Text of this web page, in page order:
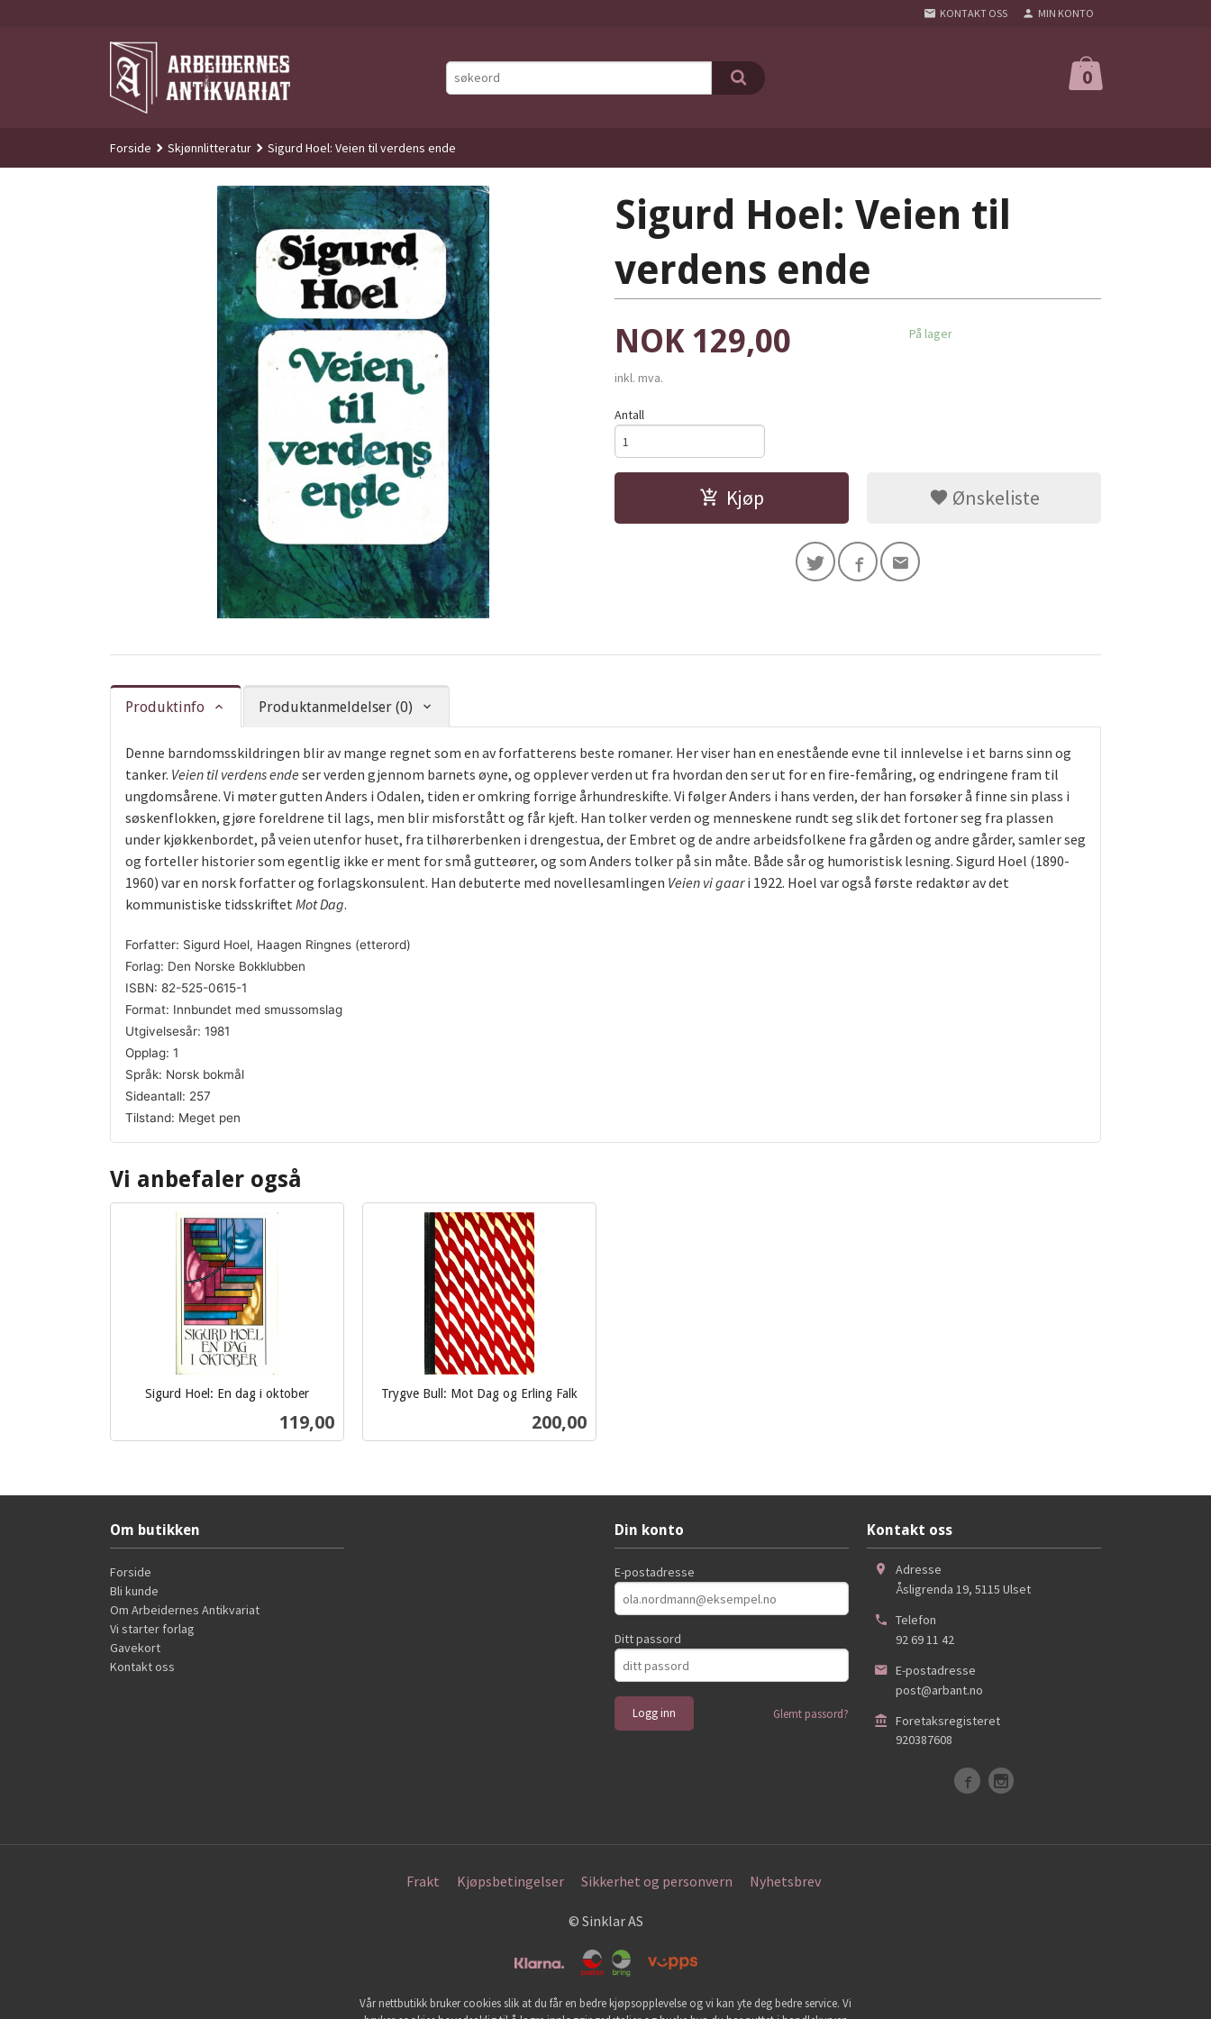
KONTAKT OSS MIN KONTO
0
Forside Skjønnlitteratur Sigurd Hoel: Veien til verdens ende
Sigurd Hoel: Veien til
verdens ende
Pris
NOK 129,00
inkl. mva.
På lager
Antall
Kjøp Ønskeliste
Produktinfo Produktanmeldelser (0)
Denne barndomsskildringen blir av mange regnet som en av forfatterens beste romaner. Her viser han en enestående evne til innlevelse i et barns sinn og
tanker. Veien til verdens ende ser verden gjennom barnets øyne, og opplever verden ut fra hvordan den ser ut for en fire-femåring, og endringene fram til
ungdomsårene. Vi møter gutten Anders i Odalen, tiden er omkring forrige århundreskifte. Vi følger Anders i hans verden, der han forsøker å finne sin plass i
søskenflokken, gjøre foreldrene til lags, men blir misforstått og får kjeft. Han tolker verden og menneskene rundt seg slik det fortoner seg fra plassen
under kjøkkenbordet, på veien utenfor huset, fra tilhørerbenken i drengestua, der Embret og de andre arbeidsfolkene fra gården og andre gårder, samler seg
og forteller historier som egentlig ikke er ment for små gutteører, og som Anders tolker på sin måte. Både sår og humoristisk lesning. Sigurd Hoel (1890-
1960) var en norsk forfatter og forlagskonsulent. Han debuterte med novellesamlingen Veien vi gaari 1922. Hoel var også første redaktør av det
kommunistiske tidsskriftetMot Dag.
Forfatter: Sigurd Hoel, Haagen Ringnes (etterord)
Forlag: Den Norske Bokklubben
ISBN: 82-525-0615-1
Format: Innbundet med smussomslag
Utgivelsesår: 1981
Opplag: 1
Språk: Norsk bokmål
Sideantall: 257
Tilstand: Meget pen
Vi anbefaler også
Sigurd Hoel: En dag i oktober
Pris
119,00
Trygve Bull: Mot Dag og Erling Falk
Pris
200,00
Om butikken
Forside
Bli kunde
Om Arbeidernes Antikvariat
Vi starter forlag
Gavekort
Kontakt oss
Din konto
E-postadresse
Ditt passord
Glemt passord?
Kontakt oss
Adresse
Åsligrenda 19, 5115 Ulset
Telefon
92 69 11 42
E-postadresse
post@arbant.no
Foretaksregisteret
920387608
Frakt Kjøpsbetingelser Sikkerhet og personvern Nyhetsbrev
© Sinklar AS
Vår nettbutikk bruker cookies slik at du får en bedre kjøpsopplevelse og vi kan yte deg bedre service. Vi